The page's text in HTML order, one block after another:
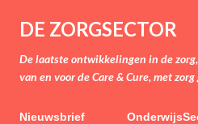
Doorgaan naar
DE ZORGSECTOR
De laatste ontwikkelingen in de
van en voor de Care & Cure, met
Nieuwsbrief